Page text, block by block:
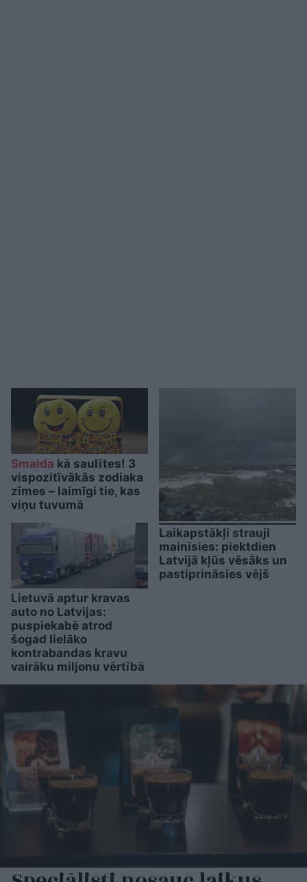
Smaida kā saulītes! 3
vispozitīvākās zodiaka
zīmes – laimīgi tie, kas
viņu tuvumā
Lietuvā aptur kravas
auto no Latvijas:
puspiekabē atrod
šogad lielāko
kontrabandas kravu
vairāku miljonu vērtībā
Laikapstākļi strauji
mainīsies: piektdien
Latvijā kļūs vēsāks un
pastiprināsies vējš